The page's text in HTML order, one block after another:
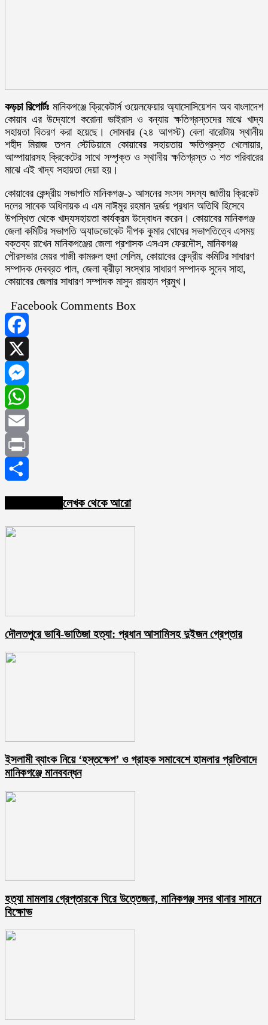
কড়চা রিপোর্টঃ মানিকগঞ্জে ক্রিকেটার্স ওয়েলফেয়ার অ্যাসোসিয়েশন অব বাংলাদেশ
কোয়াব এর উদ্যোগে করোনা ভাইরাস ও বন্যায় ক্ষতিগ্রস্তদের মাঝে খাদ্য
সহায়তা বিতরণ করা হয়েছে। সোমবার (২৪ আগস্ট) বেলা বারোটায় স্থানীয়
শহীদ মিরাজ তপন স্টেডিয়ামে কোয়াবের সহায়তায় ক্ষতিগ্রস্ত খেলোয়ার,
আম্পায়ারসহ ক্রিকেটের সাথে সম্পৃক্ত ও স্থানীয় ক্ষতিগ্রস্ত ৩ শত পরিবারের
মাঝে এই খাদ্য সহায়তা দেয়া হয়।
কোয়াবের কেন্দ্রীয় সভাপতি মানিকগঞ্জ-১ আসনের সংসদ সদস্য জাতীয় ক্রিকেট
দলের সাবেক অধিনায়ক এ এম নাঈমুর রহমান দুর্জয় প্রধান অতিথি হিসেবে
উপস্থিত থেকে খাদ্যসহায়তা কার্যক্রম উদ্বোধন করেন। কোয়াবের মানিকগঞ্জ
জেলা কমিটির সভাপতি অ্যাডভোকেট দীপক কুমার ঘোঘের সভাপতিত্বে এসময়
বক্তব্য রাখেন মানিকগঞ্জের জেলা প্রশাসক এসএস ফেরদৌস, মানিকগঞ্জ
পৌরসভার মেয়র গাজী কামরুল হুদা সেলিম, কোয়াবের কেন্দ্রীয় কমিটির সাধারণ
সম্পাদক দেবব্রত পাল, জেলা ক্রীড়া সংস্থার সাধারণ সম্পাদক সুদেব সাহা,
কোয়াবের জেলার সাধারণ সম্পাদক মাসুদ রায়হান প্রমুখ।
Facebook Comments Box
Facebook
X
Messenger
WhatsApp
Email
Print
লেখক থেকে আরো
দৌলতপুরে ভাবি-ভাতিজা হত্যা: প্রধান আসামিসহ দুইজন গ্রেপ্তার
ইসলামী ব্যাংক নিয়ে ‘হস্তক্ষেপ’ ও গ্রাহক সমাবেশে হামলার প্রতিবাদে
মানিকগঞ্জে মানববন্ধন
হত্যা মামলায় গ্রেপ্তারকে ঘিরে উত্তেজনা, মানিকগঞ্জ সদর থানার সামনে
বিক্ষোভ